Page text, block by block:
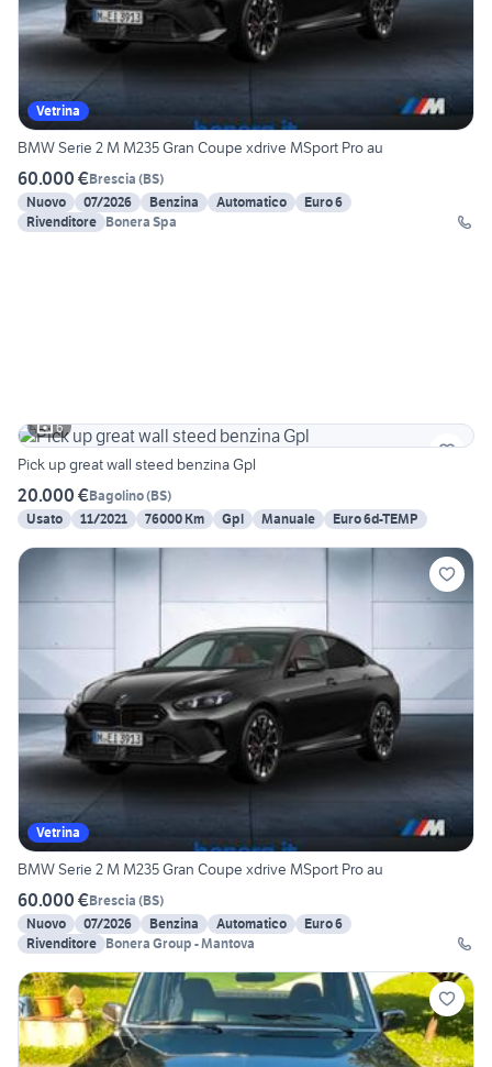
Vetrina
BMW Serie 2 M M235 Gran Coupe xdrive MSport Pro au
60.000 €Brescia (BS)
Nuovo
07/2026 Benzina Automatico
Euro 6
Rivenditore Bonera Spa
6
Pick up great wall steed benzina Gpl
20.000 €Bagolino(BS)
Usato
11/2021 76000 Km Gpl Manuale Euro 6d-TEMP
Vetrina
BMW Serie 2 M M235 Gran Coupe xdrive MSport Pro au
60.000 €Brescia (BS)
Nuovo
07/2026 Benzina Automatico
Euro 6
Rivenditore Bonera Group - Mantova